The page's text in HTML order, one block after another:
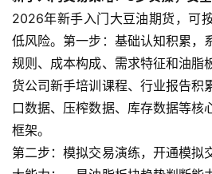
货
国
际
期
货
恒
2026年新手入门大豆油期货，可
低风险。第一步：基础认知积累，
规则、成本构成、需求特征和油脂
货公司新手培训课程、行业报告积
口数据、压榨数据、库存数据等核
框架。
第二步：模拟交易演练，开通模拟